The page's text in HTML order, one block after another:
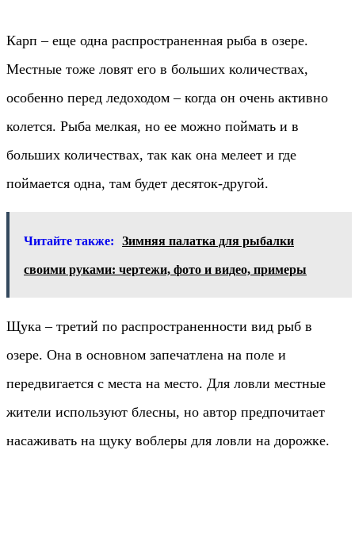
Карп – еще одна распространенная рыба в озере.
Местные тоже ловят его в больших количествах,
особенно перед ледоходом – когда он очень активно
колется. Рыба мелкая, но ее можно поймать и в
больших количествах, так как она мелеет и где
поймается одна, там будет десяток-другой.
Читайте также: Зимняя палатка для рыбалки
своими руками: чертежи, фото и видео, примеры
Щука – третий по распространенности вид рыб в
озере. Она в основном запечатлена на поле и
передвигается с места на место. Для ловли местные
жители используют блесны, но автор предпочитает
насаживать на щуку воблеры для ловли на дорожке.